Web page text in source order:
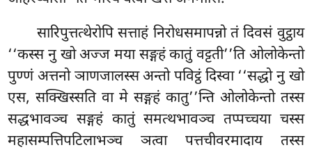
सारिपुत्तत्थेरोपिसत्ताहं निरोधसमापन्नो तं दिवसं वुट्ठाय
‘‘कस्स नु खो अज्ज मया सङ्गहं कातुं वट्टती’’ति ओलोकेन्तो
पुण्णं अत्तनो ञाणजालस्स अन्तो पविट्ठं दिस्वा ‘‘सद्धो नु खो
एस, सक्खिस्सति वा मे सङ्गहं कातु’’न्ति ओलोकेन्तो तस्स
सद्धभावञ्च सङ्गहं कातुं समत्थभावञ्च तप्पच्चया चस्स
महासम्पत्तिपटिलाभञ्च ञत्वा पत्तचीवरमादाय तस्स